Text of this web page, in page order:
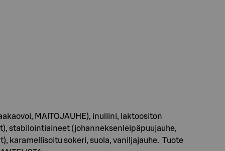
MAITOJAUHE), inuliini, laktoositon
stabilointiaineet (johanneksenleipäpuujauhe,
karamellisoitu sokeri, suola, vaniljajauhe. Tuote